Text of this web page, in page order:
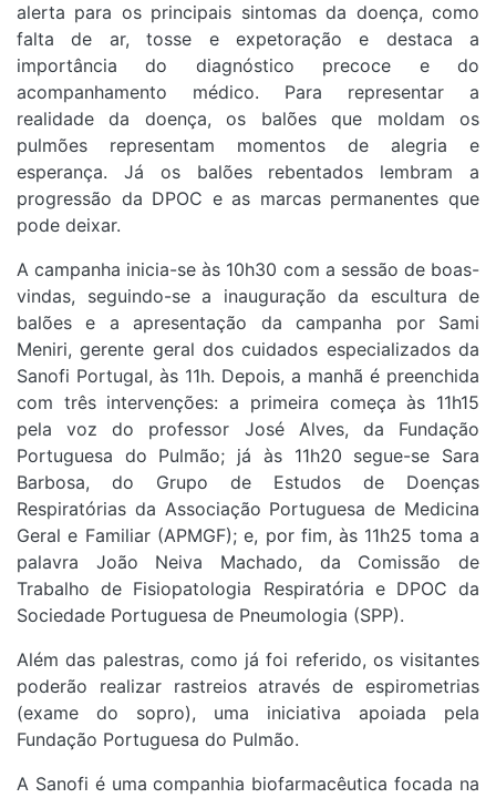
alerta para os principais sintomas da doença, como
falta de ar, tosse e expetoração e destaca a
importância do diagnóstico precoce e do
acompanhamento médico. Para representar a
realidade da doença, os balões que moldam os
pulmões representam momentos de alegria e
esperança. Já os balões rebentados lembram a
progressão da DPOC e as marcas permanentes que
pode deixar.
A campanha inicia-se às 10h30 com a sessão de boas-
vindas, seguindo-se a inauguração da escultura de
balões e a apresentação da campanha por Sami
Meniri, gerente geral dos cuidados especializados da
Sanofi Portugal, às 11h. Depois, a manhã é preenchida
com três intervenções: a primeira começa às 11h15
pela voz do professor José Alves, da Fundação
Portuguesa do Pulmão; já às 11h20 segue-se Sara
Barbosa, do Grupo de Estudos de Doenças
Respiratórias da Associação Portuguesa de Medicina
Geral e Familiar (APMGF); e, por fim, às 11h25 toma a
palavra João Neiva Machado, da Comissão de
Trabalho de Fisiopatologia Respiratória e DPOC da
Sociedade Portuguesa de Pneumologia (SPP).
Além das palestras, como já foi referido, os visitantes
poderão realizar rastreios através de espirometrias
(exame do sopro), uma iniciativa apoiada pela
Fundação Portuguesa do Pulmão.
A Sanofi é uma companhia biofarmacêutica focada na